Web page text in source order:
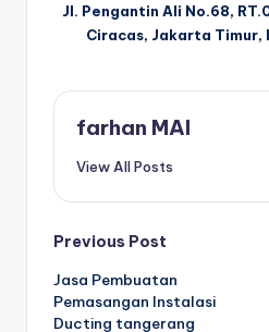
Jl. Pengantin Ali No.68,
Ciracas, Jakarta Timur,
farhan MAI
View All Posts
Post
navigation
Previous Post
Jasa Pembuatan
Pemasangan Instalasi
Ducting tangerang